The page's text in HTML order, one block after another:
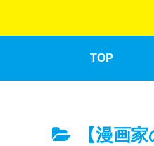
TOP
【漫画